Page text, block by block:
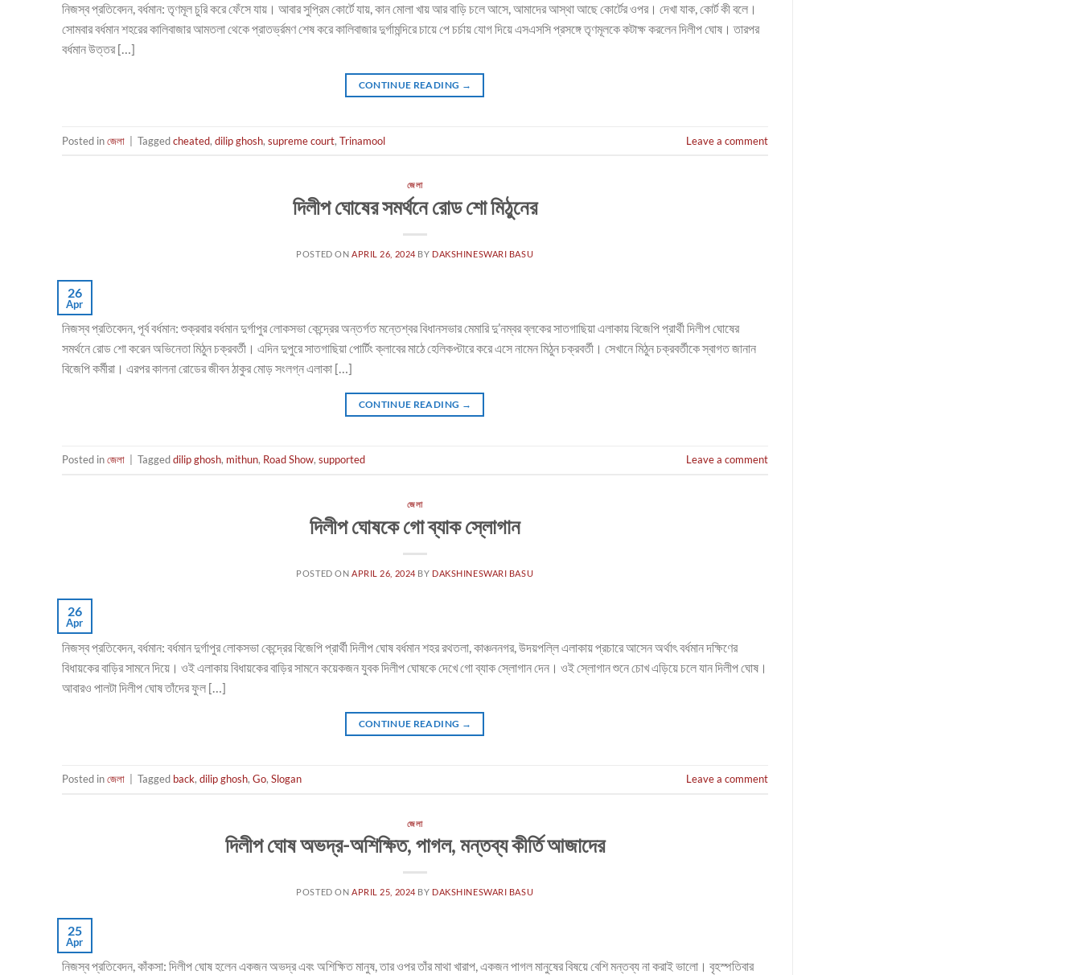
নিজস্ব প্রতিবেদন, বর্ধমান: তৃণমূল চুরি করে ফেঁসে যায়। আবার সুপ্রিম কোর্টে যায়, কান মোলা খায় আর বাড়ি চলে আসে, আমাদের আস্থা আছে কোর্টের ওপর। দেখা যাক, কোর্ট কী বলে।
সোমবার বর্ধমান শহরের কালিবাজার আমতলা থেকে প্রাতর্ভ্রমণ শেষ করে কালিবাজার দুর্গামন্দিরে চায়ে পে চর্চায় যোগ দিয়ে এসএসসি প্রসঙ্গে তৃণমূলকে কটাক্ষ করলেন দিলীপ ঘোষ। তারপর
বর্ধমান উত্তর […]
CONTINUE READING →
Posted inজেলা Taggedcheated, dilip ghosh, supreme court, Trinamool Leave a comment
জেলা
দিলীপ ঘোষের সমর্থনে রোড শো মিঠুনের
POSTED ON APRIL 26, 2024 BY DAKSHINESWARI BASU
26
Apr
নিজস্ব প্রতিবেদন, পূর্ব বর্ধমান: শুক্রবার বর্ধমান দুর্গাপুর লোকসভা কেন্দ্রের অন্তর্গত মন্তেশ্বর বিধানসভার মেমারি দু’নম্বর ব্লকের সাতগাছিয়া এলাকায় বিজেপি প্রার্থী দিলীপ ঘোষের
সমর্থনে রোড শো করেন অভিনেতা মিঠুন চক্রবর্তী। এদিন দুপুরে সাতগাছিয়া পোর্টিং ক্লাবের মাঠে হেলিকপ্টারে করে এসে নামেন মিঠুন চক্রবর্তী। সেখানে মিঠুন চক্রবর্তীকে স্বাগত জানান
বিজেপি কর্মীরা। এরপর কালনা রোডের জীবন ঠাকুর মোড় সংলগ্ন এলাকা […]
CONTINUE READING →
Posted inজেলা Taggeddilip ghosh, mithun, Road Show, supported Leave a comment
জেলা
দিলীপ ঘোষকে গো ব্যাক স্লোগান
POSTED ON APRIL 26, 2024 BY DAKSHINESWARI BASU
26
Apr
নিজস্ব প্রতিবেদন, বর্ধমান: বর্ধমান দুর্গাপুর লোকসভা কেন্দ্রের বিজেপি প্রার্থী দিলীপ ঘোষ বর্ধমান শহর রথতলা, কাঞ্চননগর, উদয়পল্লি এলাকায় প্রচারে আসেন অর্থাৎ বর্ধমান দক্ষিণের
বিধায়কের বাড়ির সামনে দিয়ে। ওই এলাকায় বিধায়কের বাড়ির সামনে কয়েকজন যুবক দিলীপ ঘোষকে দেখে গো ব্যাক স্লোগান দেন। ওই স্লোগান শুনে চোখ এড়িয়ে চলে যান দিলীপ ঘোষ।
আবারও পালটা দিলীপ ঘোষ তাঁদের ফুল […]
CONTINUE READING →
Posted inজেলা Tagged back, dilip ghosh, Go, Slogan Leave a comment
জেলা
দিলীপ ঘোষ অভদ্র-অশিক্ষিত, পাগল, মন্তব্য কীর্তি আজাদের
POSTED ON APRIL 25, 2024 BY DAKSHINESWARI BASU
25
Apr
নিজস্ব প্রতিবেদন, কাঁকসা: দিলীপ ঘোষ হলেন একজন অভদ্র এবং অশিক্ষিত মানুষ, তার ওপর তাঁর মাথা খারাপ, একজন পাগল মানুষের বিষয়ে বেশি মন্তব্য না করাই ভালো। বৃহস্পতিবার